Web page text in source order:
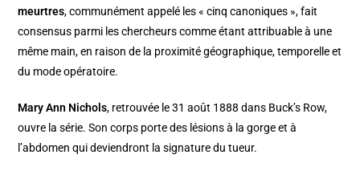
meurtres, communément appelé les « cinq canoniques », fait
consensus parmi les chercheurs comme étant attribuable à une
même main, en raison de la proximité géographique, temporelle et
du mode opératoire.
Mary Ann Nichols, retrouvée le 31 août 1888 dans Buck’s Row,
ouvre la série. Son corps porte des lésions à la gorge et à
l’abdomen qui deviendront la signature du tueur.